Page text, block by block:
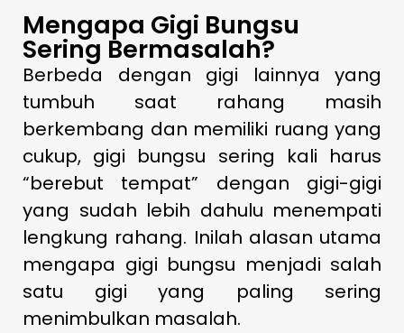
Mengapa Gigi Bungsu
Sering Bermasalah?
Berbeda dengan gigi lainnya yang
tumbuh saat rahang masih
berkembang dan memiliki ruang yang
cukup, gigi bungsu sering kali harus
“berebut tempat” dengan gigi-gigi
yang sudah lebih dahulu menempati
lengkung rahang. Inilah alasan utama
mengapa gigi bungsu menjadi salah
satu gigi yang paling sering
menimbulkan masalah.